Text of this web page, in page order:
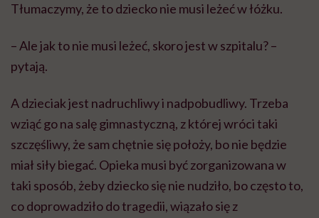
Tłumaczymy, że to dziecko nie musi leżeć w łóżku.
– Ale jak to nie musi leżeć, skoro jest w szpitalu? –
pytają.
A dzieciak jest nadruchliwy i nadpobudliwy. Trzeba
wziąć go na salę gimnastyczną, z której wróci taki
szczęśliwy, że sam chętnie się położy, bo nie będzie
miał siły biegać. Opieka musi być zorganizowana w
taki sposób, żeby dziecko się nie nudziło, bo często to,
co doprowadziło do tragedii, wiązało się z